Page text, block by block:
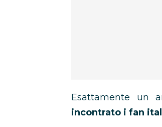
Esattamente un
incontrato i fan